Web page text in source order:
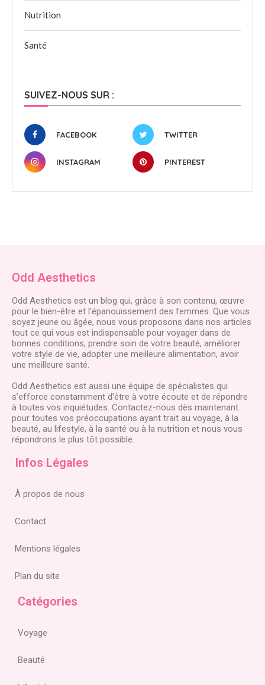
Nutrition
Santé
SUIVEZ-NOUS SUR :
FACEBOOK TWITTER
INSTAGRAM PINTEREST
Odd Aesthetics
Odd Aesthetics est un blog qui, grâce à son contenu, œuvre
pour le bien-être et l’épanouissement des femmes. Que vous
soyez jeune ou âgée, nous vous proposons dans nos articles
tout ce qui vous est indispensable pour voyager dans de
bonnes conditions, prendre soin de votre beauté, améliorer
votre style de vie, adopter une meilleure alimentation, avoir
une meilleure santé.
Odd Aesthetics est aussi une équipe de spécialistes qui
s’efforce constamment d’être à votre écoute et de répondre
à toutes vos inquiétudes. Contactez-nous dès maintenant
pour toutes vos préoccupations ayant trait au voyage, à la
beauté, au lifestyle, à la santé ou à la nutrition et nous vous
répondrons le plus tôt possible.
Infos Légales
À propos de nous
Contact
Mentions légales
Plan du site
Catégories
Voyage
Beauté